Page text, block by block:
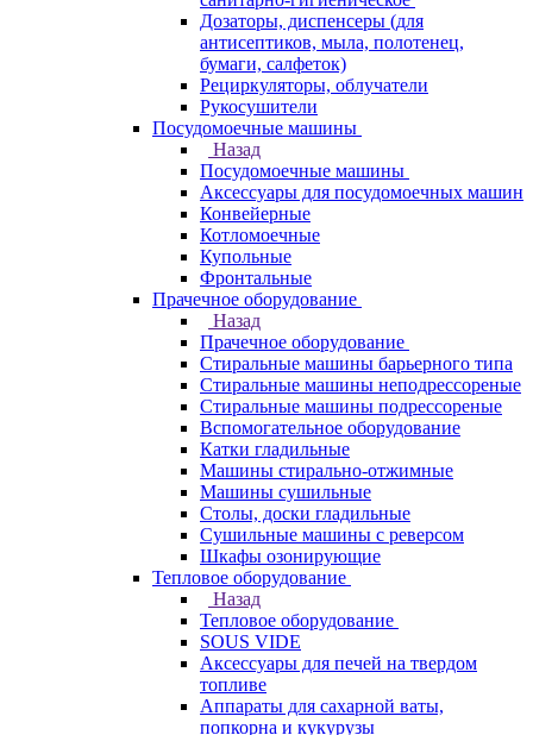
Дозаторы, диспенсеры (для
антисептиков, мыла, полотенец,
бумаги, салфеток)
Рециркуляторы, облучатели
Рукосушители
Посудомоечные машины
Назад
Посудомоечные машины
Аксессуары для посудомоечных машин
Конвейерные
Котломоечные
Купольные
Фронтальные
Прачечное оборудование
Назад
Прачечное оборудование
Cтиральные машины барьерного типа
Cтиральные машины неподрессореные
Cтиральные машины подрессореные
Вспомогательное оборудование
Катки гладильные
Машины стирально-отжимные
Машины сушильные
Столы, доски гладильные
Сушильные машины с реверсом
Шкафы озонирующие
Тепловое оборудование
Назад
Тепловое оборудование
SOUS VIDE
Аксессуары для печей на твердом
топливе
Аппараты для сахарной ваты,
попкорна и кукурузы